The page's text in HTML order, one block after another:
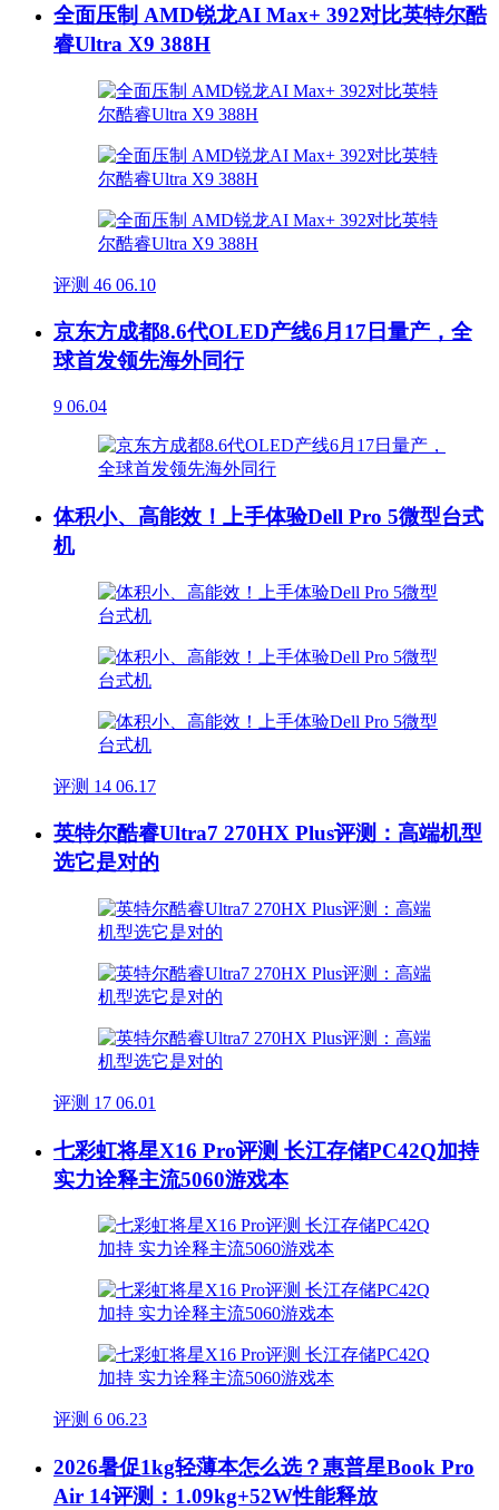
全面压制 AMD锐龙AI Max+ 392对比英特尔酷
睿Ultra X9 388H
评测 46 06.10
京东方成都8.6代OLED产线6月17日量产，全
球首发领先海外同行
9 06.04
体积小、高能效！上手体验Dell Pro 5微型台式
机
评测 14 06.17
英特尔酷睿Ultra7 270HX Plus评测：高端机型
选它是对的
评测 17 06.01
七彩虹将星X16 Pro评测 长江存储PC42Q加持
实力诠释主流5060游戏本
评测 6 06.23
2026暑促1kg轻薄本怎么选？惠普星Book Pro
Air 14评测：1.09kg+52W性能释放